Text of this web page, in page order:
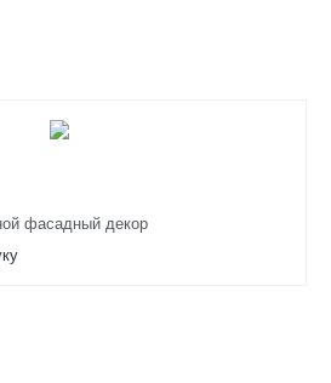
фасадный декор